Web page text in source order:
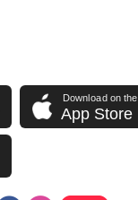
Download on the
App Store